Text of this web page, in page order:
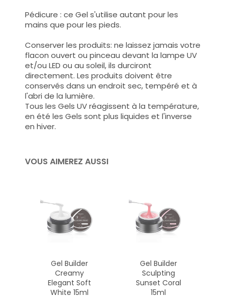
Pédicure : ce Gel s'utilise autant pour les
mains que pour les pieds.
Conserver les produits: ne laissez jamais votre
flacon ouvert ou pinceau devant la lampe UV
et/ou LED ou au soleil, ils durciront
directement. Les produits doivent être
conservés dans un endroit sec, tempéré et à
l'abri de la lumière.
Tous les Gels UV réagissent à la température,
en été les Gels sont plus liquides et l'inverse
en hiver.
VOUS AIMEREZ AUSSI
Gel Builder
Creamy
Elegant Soft
White 15ml
Gel Builder
Sculpting
Sunset Coral
15ml